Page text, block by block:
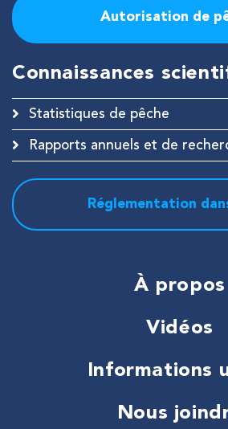
Autorisation de
Connaissances
Statistiques de pêche
Rapports annuels et de
Réglementation
À propos
Vidéos
Informations
Nous